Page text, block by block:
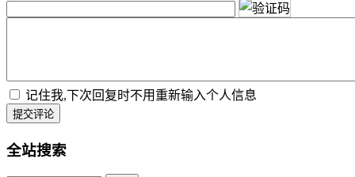
记住我,下次回复时不用重新输入个人信息
提交评论
全站搜索